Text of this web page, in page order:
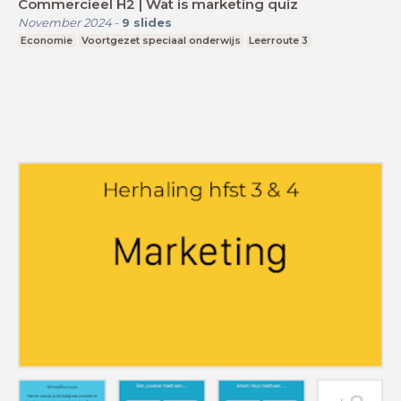
Commercieel H2 | Wat is marketing quiz
November 2024- 9 slides
Economie Voortgezet speciaal onderwijs Leerroute 3